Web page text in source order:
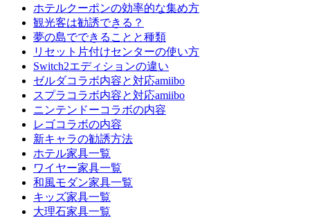
ホテルクーポンの効率的な集め方
観光客は勧誘できる？
夢の島でできることと種類
リセット片付けセンターの使い方
Switch2エディションの違い
ゼルダコラボ内容と対応amiibo
スプラコラボ内容と対応amiibo
ニンテンドーコラボの内容
レゴコラボの内容
新キャラの勧誘方法
ホテル家具一覧
ワイヤー家具一覧
和風モダン家具一覧
キッズ家具一覧
大理石家具一覧